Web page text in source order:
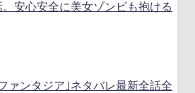
安心安全に美女ゾンビも抱ける
ァンタジア｣ネタバレ最新全話全